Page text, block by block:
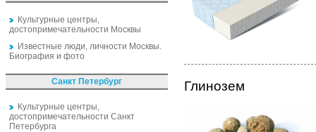
Культурные центры,
достопримечательности Москвы
Известные люди, личности Москвы.
Биография и фото
Санкт Петербург
Культурные центры,
достопримечательности Санкт
Петербурга
Глинозем